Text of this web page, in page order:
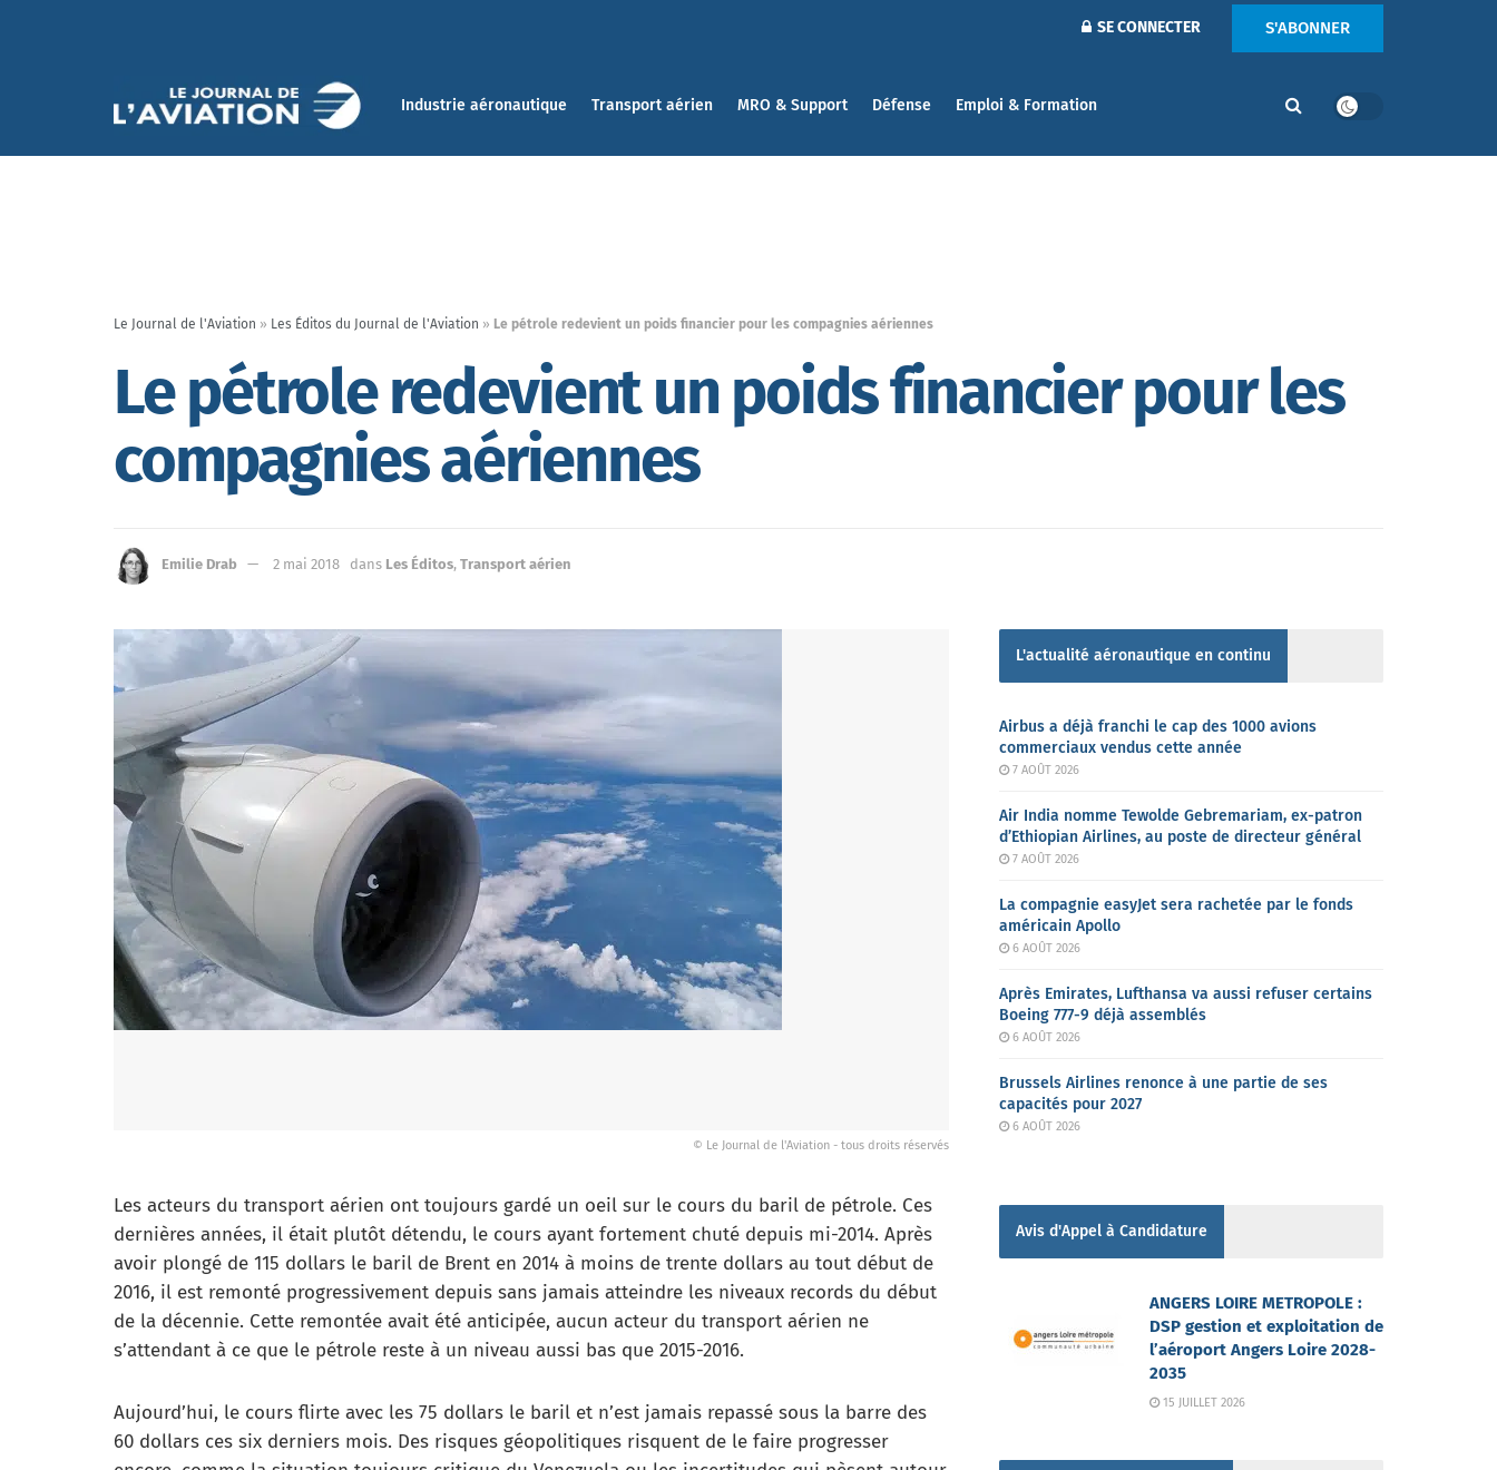
SE CONNECTER S'ABONNER
Industrie aéronautique Transport aérien MRO & Support Défense Emploi & Formation
Le Journal de l'Aviation » Les Éditos du Journal de l'Aviation » Le pétrole redevient un poids financier pour les compagnies aériennes
Le pétrole redevient un poids financier pour les
compagnies aériennes
Emilie Drab 2 mai 2018 dans Les Éditos, Transport aérien
© Le Journal de l'Aviation - tous droits réservés
Les acteurs du transport aérien ont toujours gardé un oeil sur le cours du baril de pétrole. Ces
dernières années, il était plutôt détendu, le cours ayant fortement chuté depuis mi-2014. Après
avoir plongé de 115 dollars le baril de Brent en 2014 à moins de trente dollars au tout début de
2016, il est remonté progressivement depuis sans jamais atteindre les niveaux records du début
de la décennie. Cette remontée avait été anticipée, aucun acteur du transport aérien ne
s’attendant à ce que le pétrole reste à un niveau aussi bas que 2015-2016.
Aujourd’hui, le cours flirte avec les 75 dollars le baril et n’est jamais repassé sous la barre des
60 dollars ces six derniers mois. Des risques géopolitiques risquent de le faire progresser
L'actualité aéronautique en continu
Airbus a déjà franchi le cap des 1000 avions
commerciaux vendus cette année
7 AOÛT 2026
Air India nomme Tewolde Gebremariam, ex-patron
d’Ethiopian Airlines, au poste de directeur général
7 AOÛT 2026
La compagnie easyJet sera rachetée par le fonds
américain Apollo
6 AOÛT 2026
Après Emirates, Lufthansa va aussi refuser certains
Boeing 777-9 déjà assemblés
6 AOÛT 2026
Brussels Airlines renonce à une partie de ses
capacités pour 2027
6 AOÛT 2026
Avis d'Appel à Candidature
ANGERS LOIRE METROPOLE :
DSP gestion et exploitation de
l’aéroport Angers Loire 2028-
2035
15 JUILLET 2026